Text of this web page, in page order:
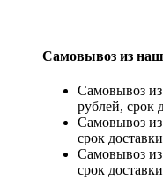
Самовывоз из
Самовывоз
рублей, срок
Самовывоз
срок
Самовывоз
срок